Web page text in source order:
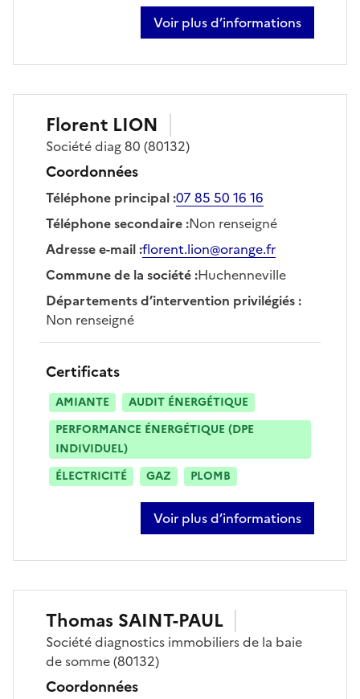
Voir plus d’informations
sur valentin fusillier
Florent LION
Sociétédiag 80 (80132)
Coordonnées
Téléphone principal:07 85 50 16 16
Téléphone secondaire:Non renseigné
Adresse e-mail:florent.lion@orange.fr
Commune de la société:Huchenneville
Départements d’intervention privilégiés:
Non renseigné
Certificats
AMIANTE
AUDIT ÉNERGÉTIQUE
PERFORMANCE ÉNERGÉTIQUE (DPE
INDIVIDUEL)
ÉLECTRICITÉ
GAZ PLOMB
Voir plus d’informations
sur florent lion
Thomas SAINT-PAUL
Sociétédiagnostics immobiliers de la baie
de somme(80132)
Coordonnées